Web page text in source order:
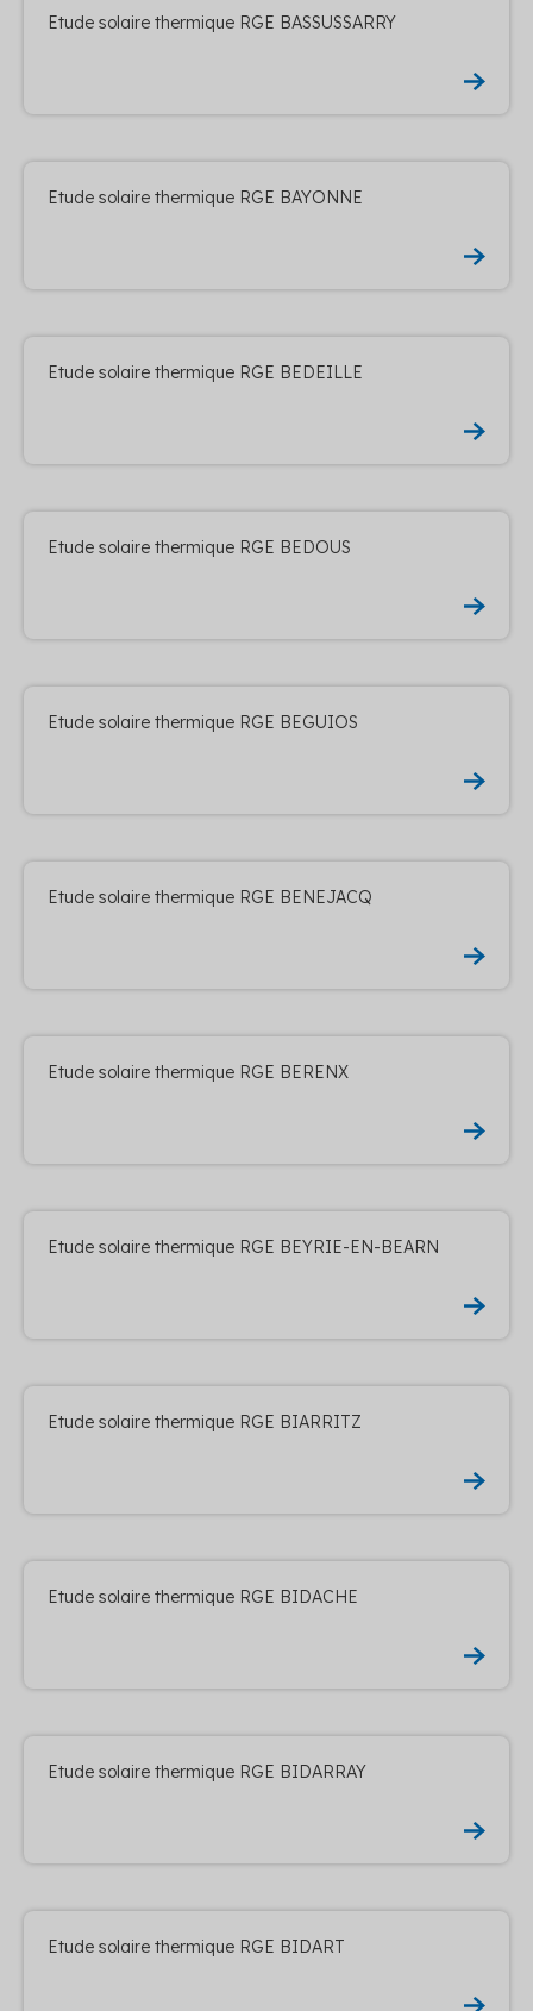
Etude solaire thermique RGE BASSUSSARRY
Etude solaire thermique RGE BAYONNE
Etude solaire thermique RGE BEDEILLE
Etude solaire thermique RGE BEDOUS
Etude solaire thermique RGE BEGUIOS
Etude solaire thermique RGE BENEJACQ
Etude solaire thermique RGE BERENX
Etude solaire thermique RGE BEYRIE-EN-BEARN
Etude solaire thermique RGE BIARRITZ
Etude solaire thermique RGE BIDACHE
Etude solaire thermique RGE BIDARRAY
Etude solaire thermique RGE BIDART